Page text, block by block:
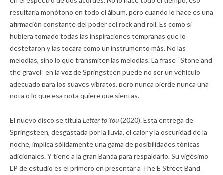
resultaría monótono en todo el álbum, pero cuando lo hace es una
afirmación constante del poder del rock and roll. Es como si
hubiera tomado todas las inspiraciones tempranas que lo
destetaron y las tocara como un instrumento más. No las
melodías, sino lo que transmiten las melodías. La frase “Stone and
the gravel” en la voz de Springsteen puede no ser un vehículo
adecuado para los suaves vibratos, pero nunca pierde nunca una
nota o lo que esa nota quiere que sientas.
El nuevo disco se titula Letter to You(2020). Esta entrega de
Springsteen, desgastada por la lluvia, el calor y la oscuridad de la
noche, implica sólidamente una gama de posibilidades tónicas
adicionales. Y tiene a la gran Banda para respaldarlo. Su vigésimo
LP de estudio es el primero en presentar a The E Street Band